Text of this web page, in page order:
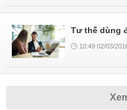
Tư thế dùng
10:49 02/03/